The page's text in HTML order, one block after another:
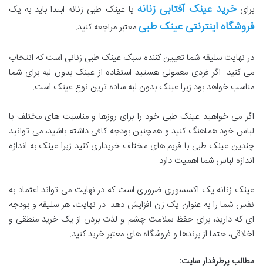
برایخرید عینک آفتابی زنانه یا عینک طبی زنانه ابتدا باید به یک
فروشگاه اینترنتی عینک طبیمعتبر مراجعه کنید.
در نهایت سلیقه شما تعیین کننده سبک عینک طبی زنانی است که انتخاب
می کنید. اگر فردی معمولی هستید استفاده از عینک بدون لبه برای شما
مناسب خواهد بود زیرا عینک بدون لبه ساده ترین نوع عینک است.
اگر می خواهید عینک طبی خود را برای روزها و مناسبت های مختلف با
لباس خود هماهنگ کنید و همچنین بودجه کافی داشته باشید، می توانید
چندین عینک طبی با فریم های مختلف خریداری کنید زیرا عینک به اندازه
اندازه لباس شما اهمیت دارد.
عینک زنانه یک اکسسوری ضروری است که در نهایت می تواند اعتماد به
نفس شما را به عنوان یک زن افزایش دهد. در نهایت، هر سلیقه و بودجه
ای که دارید، برای حفظ سلامت چشم و لذت بردن از یک خرید منطقی و
اخلاقی، حتما از برندها و فروشگاه های معتبر خرید کنید.
مطالب پرطرفدار سایت: